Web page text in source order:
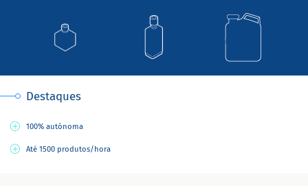
Destaques
100% autónoma
Até 1500 produtos/hora